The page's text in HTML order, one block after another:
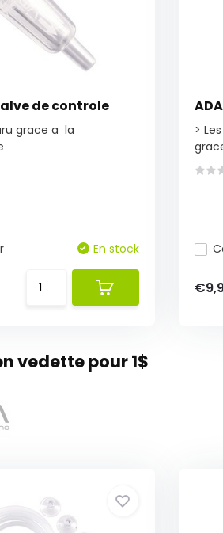
de controle
grace a la
En stock
>
vedette pour 1$